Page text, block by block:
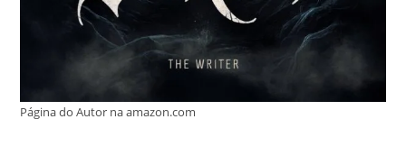
Página do Autor na amazon.com